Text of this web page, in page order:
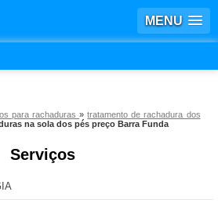
MENU
para rachaduras»tratamento de rachadura dos
na sola dos pés preço Barra Funda
Serviços